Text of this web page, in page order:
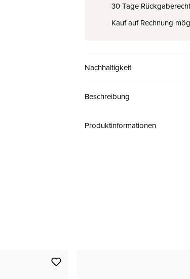
CHF 170.00
30 Tage Rückgaberecht
Kauf auf Rechnung
Nachhaltigkeit
Beschreibung
Produktinformationen